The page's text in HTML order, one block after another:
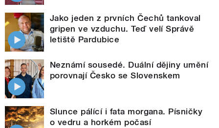
Jako jeden z prvních Čechů tankoval
gripen ve vzduchu. Teď velí Správě
letiště Pardubice
Neznámí sousedé. Duální dějiny umění
porovnají Česko se Slovenskem
Slunce pálící i fata morgana. Písničky
o vedru a horkém počasí